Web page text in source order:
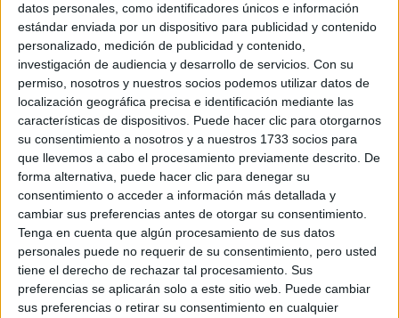
datos personales, como identificadores únicos e información
estándar enviada por un dispositivo para publicidad y contenido
personalizado, medición de publicidad y contenido,
investigación de audiencia y desarrollo de servicios. Con su
permiso, nosotros y nuestros socios podemos utilizar datos de
localización geográfica precisa e identificación mediante las
características de dispositivos. Puede hacer clic para otorgarnos
su consentimiento a nosotros y a nuestros 1733 socios para
que llevemos a cabo el procesamiento previamente descrito. De
forma alternativa, puede hacer clic para denegar su
consentimiento o acceder a información más detallada y
cambiar sus preferencias antes de otorgar su consentimiento.
Tenga en cuenta que algún procesamiento de sus datos
personales puede no requerir de su consentimiento, pero usted
tiene el derecho de rechazar tal procesamiento. Sus
preferencias se aplicarán solo a este sitio web. Puede cambiar
sus preferencias o retirar su consentimiento en cualquier